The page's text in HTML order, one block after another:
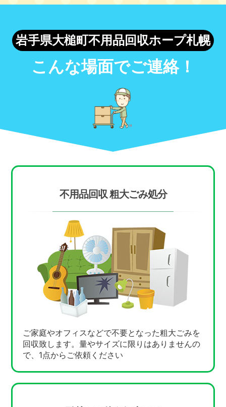
岩手県大槌町不用品回収ホープ札幌
こんな場面でご連絡！
不用品回収 粗大ごみ処分
ご家庭やオフィスなどで不要となった粗大ごみを
回収致します。量やサイズに限りはありませんの
で、1点からご依頼ください